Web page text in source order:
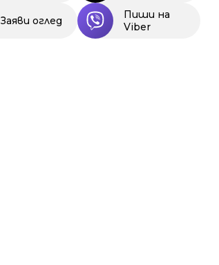
Заяви оглед
Пиши на
Viber